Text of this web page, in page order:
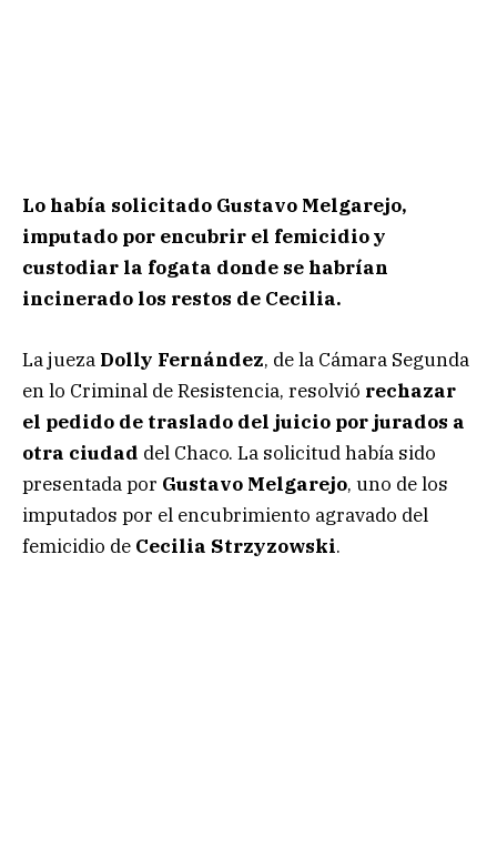
Lo había solicitado Gustavo Melgarejo,
imputado por encubrir el femicidio y
custodiar la fogata donde se habrían
incinerado los restos de Cecilia.
La jueza Dolly Fernández, de la Cámara Segunda
en lo Criminal de Resistencia, resolvió rechazar
el pedido de traslado del juicio por jurados a
otra ciudad del Chaco. La solicitud había sido
presentada por Gustavo Melgarejo, uno de los
imputados por el encubrimiento agravado del
femicidio de Cecilia Strzyzowski.